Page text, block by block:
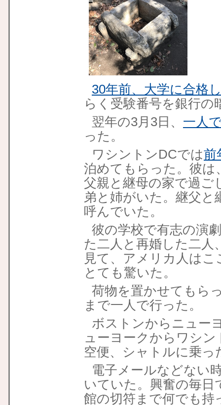
30年前、大学に合格
らく受験番号を銀行の
翌年の3月3日、 一人
った。
ワシントンDCでは前
泊めてもらった。彼は
父親と継母の家で過ご
弟と姉がいた。継父
呼んでいた。
彼の学校で有志の演
た二人と再婚した二人
見て、アメリカ人は
とても驚いた。
荷物を置かせてもら
まで一人で行った。
ボストンからニュー
ューヨークからワシ
空便、シャトルに乗っ
電子メールなどない
いていた。興奮の毎日
館の切符まで何でも持